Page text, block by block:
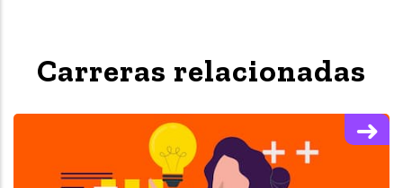
Carreras relacionadas